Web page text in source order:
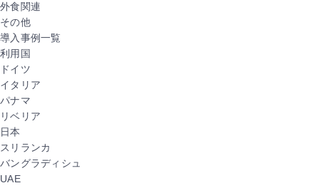
外食関連
その他
導入事例一覧
利用国
ドイツ
イタリア
パナマ
リベリア
日本
スリランカ
バングラディシュ
UAE